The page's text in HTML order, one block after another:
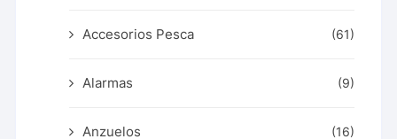
Accesorios Pesca (61)
Alarmas (9)
Anzuelos (16)